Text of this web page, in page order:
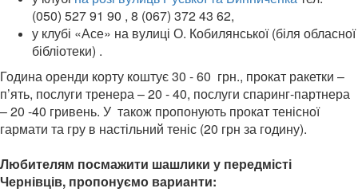
(050) 527 91 90 , 8 (067) 372 43 62,
у клубі «Асе» на вулиці О. Кобилянської (біля обласної
бібліотеки) .
Година оренди корту коштує 30 - 60 грн., прокат ракетки –
п’ять, послуги тренера – 20 - 40, послуги спаринг-партнера
– 20 -40 гривень. У також пропонують прокат тенісної
гармати та гру в настільний теніс (20 грн за годину).
Любителям посмажити шашлики у передмісті
Чернівців, пропонуємо варианти: